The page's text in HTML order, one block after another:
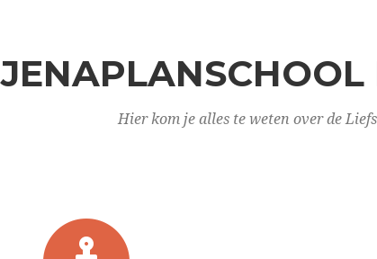
JENAPLANSCHOOL
Hier kom je alles te weten over de